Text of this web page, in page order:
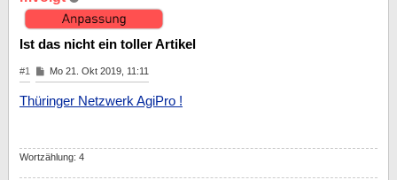
Ist das nicht ein toller Artikel
#1
B
e
t
Mo 21. Okt 2019, 11:11
Thüringer Netzwerk AgiPro !
Wortzählung: 4